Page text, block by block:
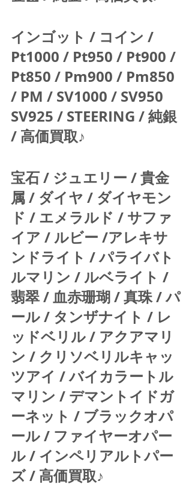
インゴット / コイン /
Pt1000 / Pt950 / Pt900 /
Pt850 / Pm900 / Pm850
/ PM / SV1000 / SV950
SV925 / STEERING / 純銀
/ 高価買取♪
宝石 / ジュエリー / 貴金
属 / ダイヤ / ダイヤモン
ド / エメラルド / サファ
イア / ルビー /アレキサ
ンドライト / パライバト
ルマリン / ルベライト /
翡翠 / 血赤珊瑚 / 真珠 / パ
ール / タンザナイト / レ
ッドベリル / アクアマリ
ン / クリソベリルキャッ
ツアイ / バイカラートル
マリン / デマントイドガ
ーネット / ブラックオパ
ール / ファイヤーオパー
ル / インペリアルトパー
ズ / 高価買取♪